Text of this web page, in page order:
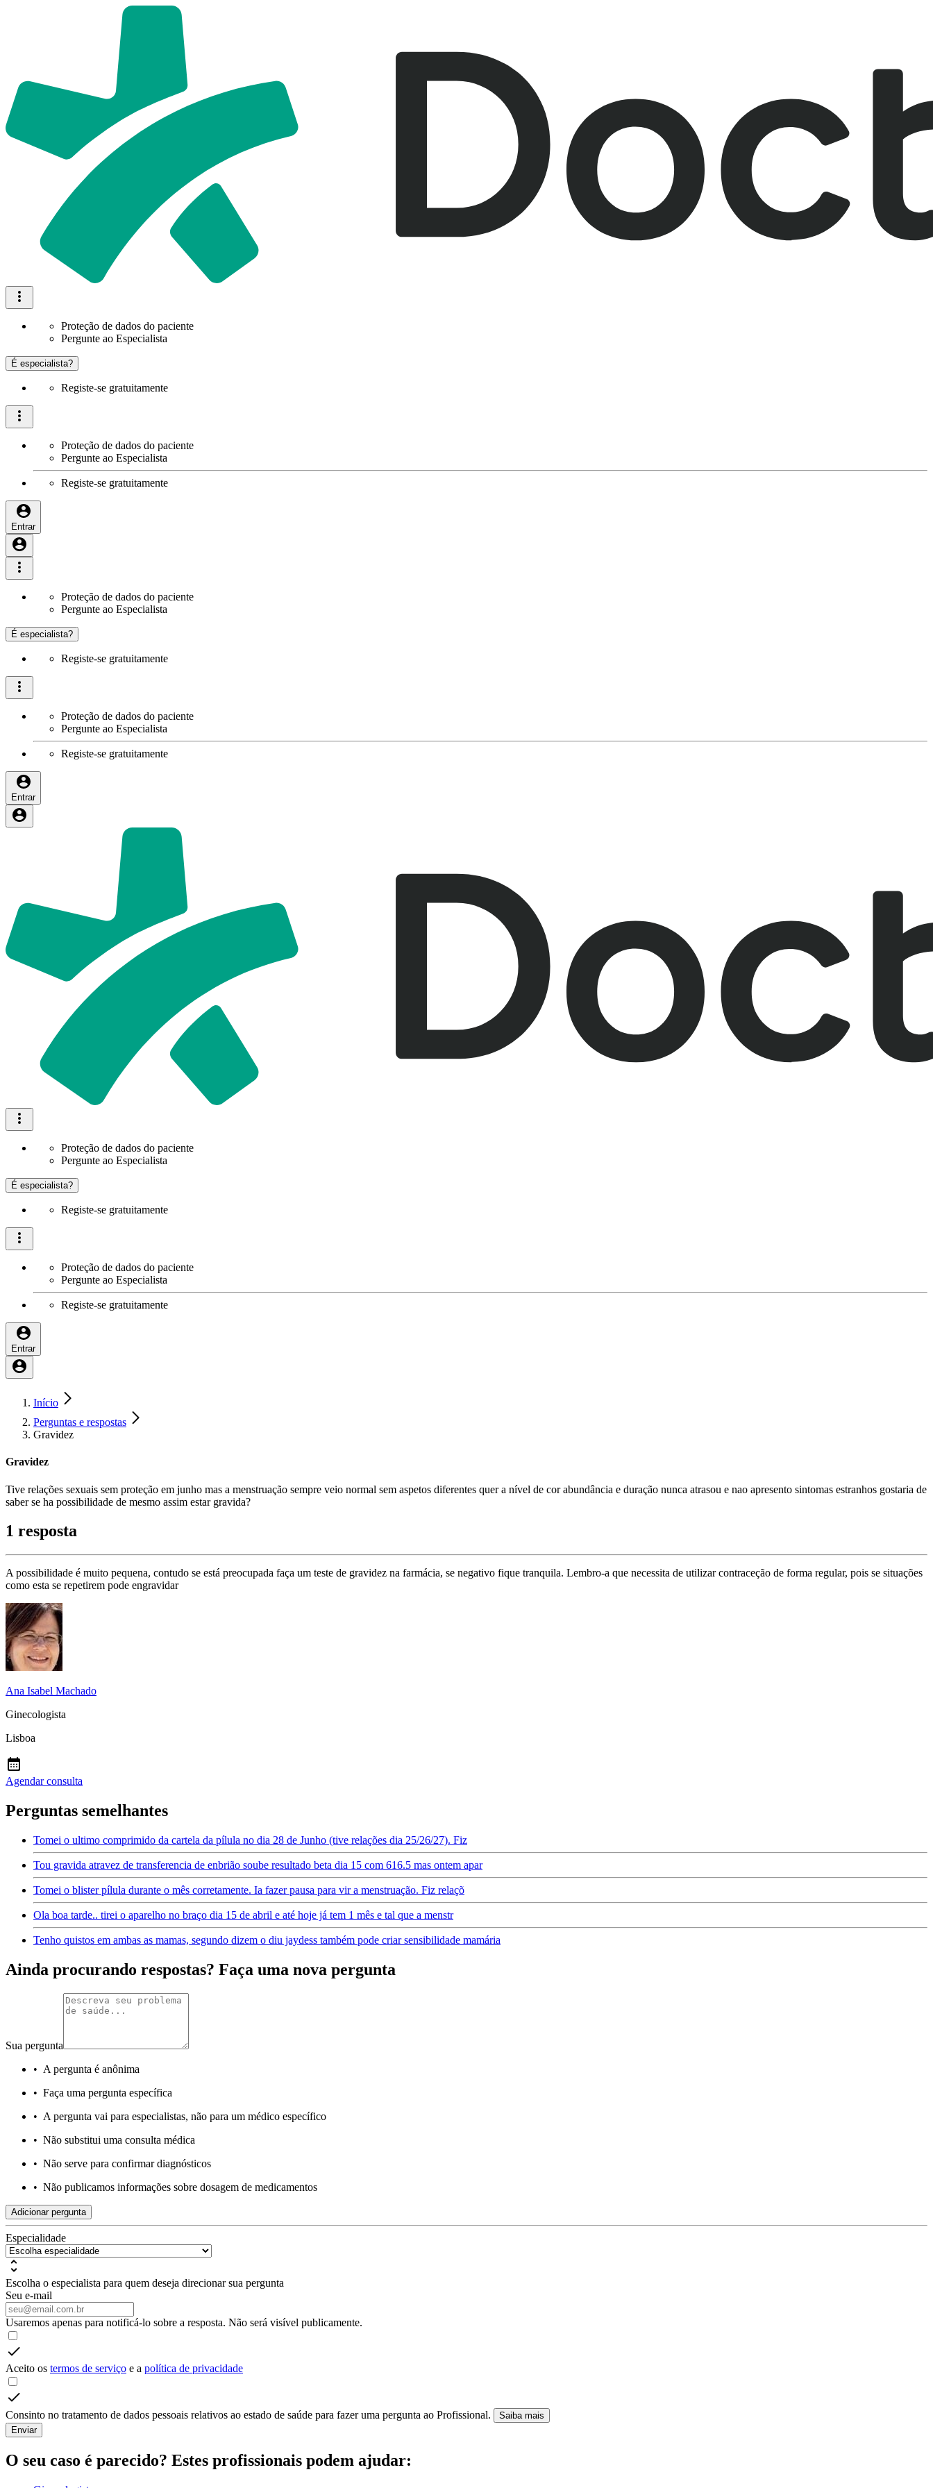
Proteção de dados do paciente
Pergunte ao Especialista
É especialista?
Registe-se gratuitamente
Proteção de dados do paciente
Pergunte ao Especialista
Registe-se gratuitamente
Entrar
Proteção de dados do paciente
Pergunte ao Especialista
É especialista?
Registe-se gratuitamente
Proteção de dados do paciente
Pergunte ao Especialista
Registe-se gratuitamente
Entrar
Proteção de dados do paciente
Pergunte ao Especialista
É especialista?
Registe-se gratuitamente
Proteção de dados do paciente
Pergunte ao Especialista
Registe-se gratuitamente
Entrar
Início
Perguntas e respostas
Gravidez
Gravidez
Tive relações sexuais sem proteção em junho mas a menstruação sempre veio normal sem aspetos diferentes quer a nível de cor abundância e duração nunca atrasou e nao apresento sintomas estranhos gostaria de
saber se ha possibilidade de mesmo assim estar gravida?
1 resposta
A possibilidade é muito pequena, contudo se está preocupada faça um teste de gravidez na farmácia, se negativo fique tranquila. Lembro-a que necessita de utilizar contraceção de forma regular, pois se situações
como esta se repetirem pode engravidar
Ana Isabel Machado
Ginecologista
Lisboa
Agendar consulta
Perguntas semelhantes
Tomei o ultimo comprimido da cartela da pílula no dia 28 de Junho (tive relações dia 25/26/27). Fiz
Tou gravida atravez de transferencia de enbrião soube resultado beta dia 15 com 616.5 mas ontem apar
Tomei o blister pílula durante o mês corretamente. Ia fazer pausa para vir a menstruação. Fiz relaçõ
Ola boa tarde.. tirei o aparelho no braço dia 15 de abril e até hoje já tem 1 mês e tal que a menstr
Tenho quistos em ambas as mamas, segundo dizem o diu jaydess também pode criar sensibilidade mamária
Ainda procurando respostas? Faça uma nova pergunta
Sua pergunta
• A pergunta é anônima
• Faça uma pergunta específica
• A pergunta vai para especialistas, não para um médico específico
• Não substitui uma consulta médica
• Não serve para confirmar diagnósticos
• Não publicamos informações sobre dosagem de medicamentos
Adicionar pergunta
Especialidade
Escolha o especialista para quem deseja direcionar sua pergunta
Seu e-mail
Usaremos apenas para notificá-lo sobre a resposta. Não será visível publicamente.
Aceito os termos de serviço e a política de privacidade
Consinto no tratamento de dados pessoais relativos ao estado de saúde para fazer uma pergunta ao Profissional.
Saiba mais
Enviar
O seu caso é parecido? Estes profissionais podem ajudar: